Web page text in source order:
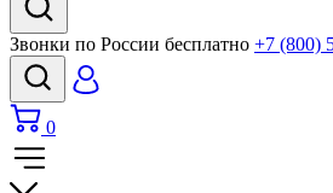
Звонки по России бесплатно +7 (800)
0